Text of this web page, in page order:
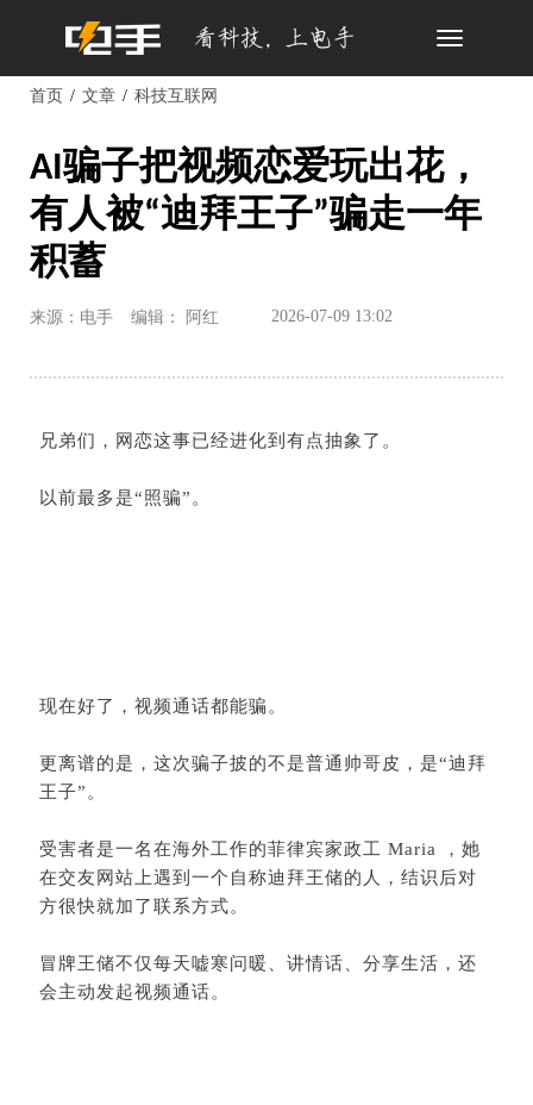
Toggle
首页 文章 科技互联网
AI骗子把视频恋爱玩出花，
有人被“迪拜王子”骗走一年
积蓄
来源：电手 编辑： 阿红 2026-07-09 13:02
兄弟们，网恋这事已经进化到有点抽象了。
以前最多是“照骗”。
现在好了，视频通话都能骗。
更离谱的是，这次骗子披的不是普通帅哥皮，是“迪拜
王子”。
受害者是一名在海外工作的菲律宾家政工 Maria ，她
在交友网站上遇到一个自称迪拜王储的人，结识后对
方很快就加了联系方式。
冒牌王储不仅每天嘘寒问暖、讲情话、分享生活，还
会主动发起视频通话。